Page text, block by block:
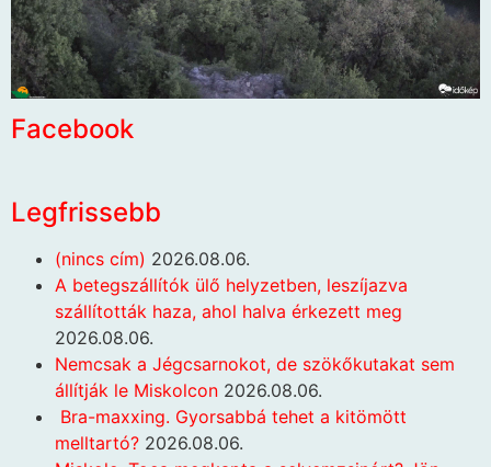
Facebook
Legfrissebb
(nincs cím) 2026.08.06.
A betegszállítók ülő helyzetben, leszíjazva
szállították haza, ahol halva érkezett meg
2026.08.06.
Nemcsak a Jégcsarnokot, de szökőkutakat sem
állítják le Miskolcon 2026.08.06.
Bra-maxxing. Gyorsabbá tehet a kitömött
melltartó? 2026.08.06.